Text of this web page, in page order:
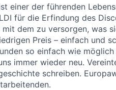
einer der führenden
für die Erfindung des
dem zu versorgen, was
Preis – einfach und
so einfach wie
immer wieder neu.
schreiben.